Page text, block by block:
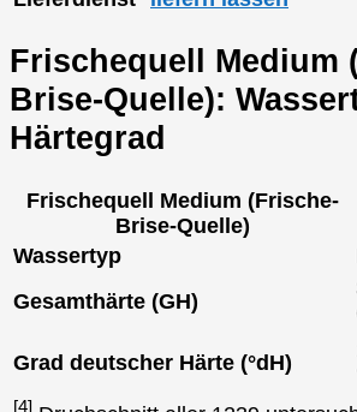
Frischequell Medium
Brise-Quelle):
Härtegrad
Frischequell Medium (Frische-
Brise-Quelle)
Wassertyp
Gesamthärte (GH)
Grad deutscher Härte (°dH)
[4]